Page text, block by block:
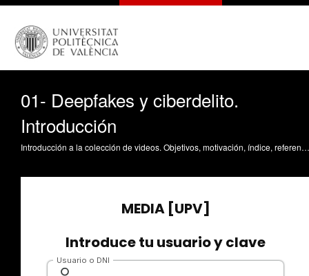
01- Deepfakes y ciberdelito.
Introducción
Introducción a la colección de videos. Objetivos, motivación, índice, referencias de interés.